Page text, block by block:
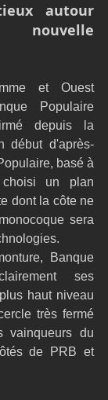
autour
nouvelle
et Ouest
Populaire
depuis la
début d'après-
basé à
un plan
dont la côte ne
sera
Banque
ses
haut niveau
très fermé
vainqueurs du
de PRB et